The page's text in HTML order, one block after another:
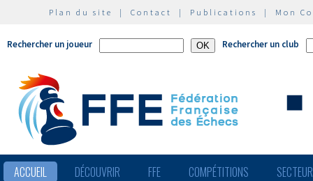
Plan du site | Contact | Publications | Mon
Rechercher un joueur Rechercher un club
ACCUEIL DÉCOUVRIR FFE COMPÉTITIONS